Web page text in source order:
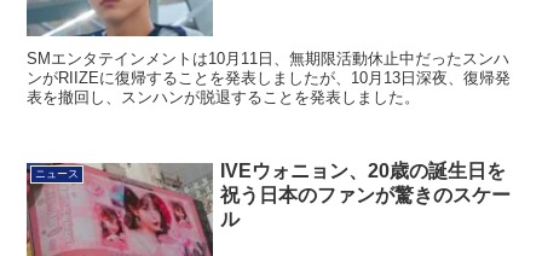
SMエンタテインメントは10月11日、無期限活動休止中だったスンハ
ンがRIIZEに復帰することを発表しましたが、10月13日深夜、復帰発
表を撤回し、スンハンが脱退することを発表しました。
ニュース
IVEウォニョン、20歳の誕生日を
祝う日本のファンが驚きのスケー
ル